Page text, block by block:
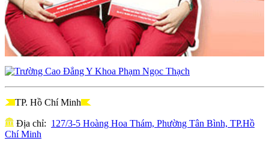
TP. Hồ Chí Minh
Địa chỉ: 127/3-5 Hoàng Hoa Thám, Phường Tân Bình, TP.Hồ
Chí Minh